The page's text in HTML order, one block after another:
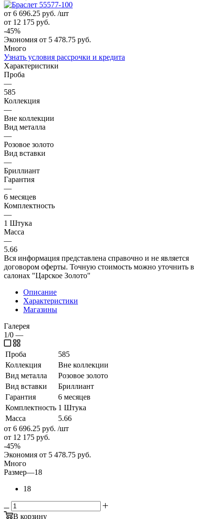
от 6 696.25 руб. /шт
от 12 175 руб.
-45%
Экономия от 5 478.75 руб.
Много
Узнать условия рассрочки и кредита
Характеристики
Проба
—
585
Коллекция
—
Вне коллекции
Вид металла
—
Розовое золото
Вид вставки
—
Бриллиант
Гарантия
—
6 месяцев
Комплектность
—
1 Штука
Масса
—
5.66
Вся информация представлена справочно и не является
договором оферты. Точную стоимость можно уточнить в
салонах "Царское Золото"
Описание
Характеристики
Магазины
Галерея
1/0 —
Проба
585
Коллекция
Вне коллекции
Вид металла
Розовое золото
Вид вставки
Бриллиант
Гарантия
6 месяцев
Комплектность 1 Штука
Масса
5.66
от 6 696.25 руб. /шт
от 12 175 руб.
-45%
Экономия от 5 478.75 руб.
Много
Размер—18
18
В корзину